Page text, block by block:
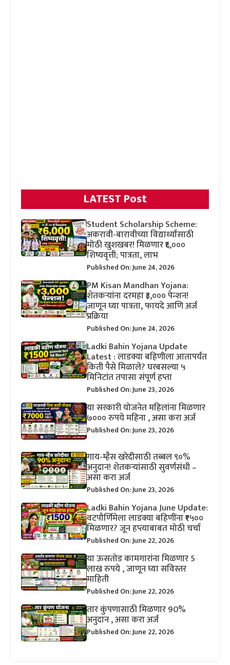
LATEST Post
Student Scholarship Scheme:
अकरावी-बारावीच्या विद्यार्थ्यांसाठी
मोठी खुशखबर! मिळणार ₹६,०००
शिष्यवृत्ती; पात्रता, लाभ
Published On: June 24, 2026
PM Kisan Mandhan Yojana:
शेतकऱ्यांना दरमहा ₹३,००० पेन्शन!
जाणून घ्या पात्रता, फायदे आणि अर्ज
प्रक्रिया
Published On: June 24, 2026
Ladki Bahin Yojana Update
Latest : लाडक्या बहिणीला आतापर्यंत
किती पैसे मिळाले? घरबसल्या ५
मिनिटांत तपासा संपूर्ण हप्ता
Published On: June 23, 2026
या सरकारी योजनेत महिलांना मिळणार
७००० रुपये महिना , असा करा अर्ज
Published On: June 23, 2026
गाय-म्हैस खरेदीसाठी तब्बल ९०%
अनुदान! शेतकऱ्यांसाठी सुवर्णसंधी –
असा करा अर्ज
Published On: June 23, 2026
Ladki Bahin Yojana June Update:
वटपौर्णिमेला लाडक्या बहिणींना ₹१५००
मिळणार? जून हप्त्याबाबत मोठी चर्चा
Published On: June 22, 2026
या ऊसतोड कामगारांना मिळणार 5
लाख रुपये , जाणून घ्या सविस्तर
माहिती
Published On: June 22, 2026
तार कुंपणासाठी मिळणार 90%
अनुदान , असा करा अर्ज
Published On: June 22, 2026